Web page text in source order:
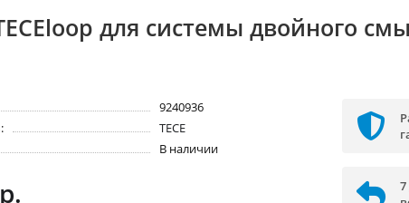
для системы двойного
9240936
TECE
В наличии